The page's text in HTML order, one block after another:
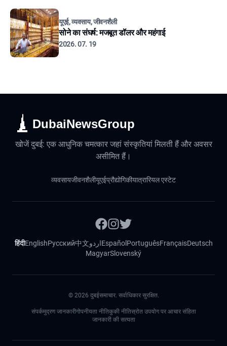
यूएई, व्यवसाय, जीवनशैली
सोने का संघर्ष: मजबूत डॉलर और महंगाई
2026. 07. 19
DubaiNewsGroup
खोजें दुबई: एक आधुनिक चमत्कार जहां संस्कृतियां मिलती हैं और अवसर
असीमित हैं।
व्यवसायजीवनशैलीयूएईप्रौद्योगिकीयात्रारियल एस्टेट
हिंदीEnglishРусский中文اردوEspañol PortuguêsFrançaisDeutsch
MagyarSlovenský
© 2026 दुबईसमाचार. सर्वाधिकार सुरक्षित.
संपर्कमुद्रण जानकारीगोपनीयता नीतिकुकी नीतिस्रोत उपयोग पर आचार संहिता
जानकारी की सत्यता